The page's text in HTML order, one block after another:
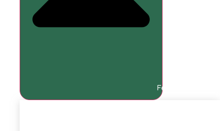
Fermer Services